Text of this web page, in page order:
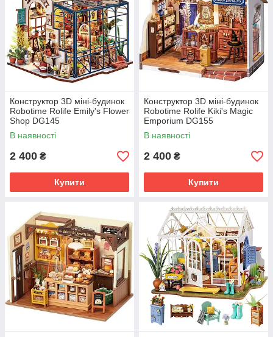
Конструктор 3D міні-будинок
Robotime Rolife Emily's Flower
Shop DG145
В наявності
2 400 ₴
Купити
Конструктор 3D міні-будинок
Robotime Rolife Kiki's Magic
Emporium DG155
В наявності
2 400 ₴
Купити